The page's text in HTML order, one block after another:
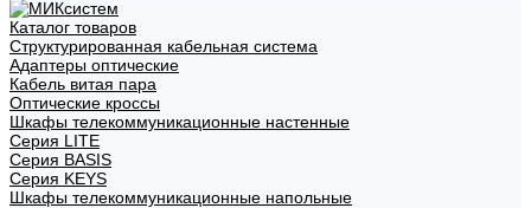
Каталог товаров
Структурированная кабельная система
Адаптеры оптические
Кабель витая пара
Оптические кроссы
Шкафы телекоммуникационные настенные
Cерия LITE
Cерия BASIS
Cерия KEYS
Шкафы телекоммуникационные напольные